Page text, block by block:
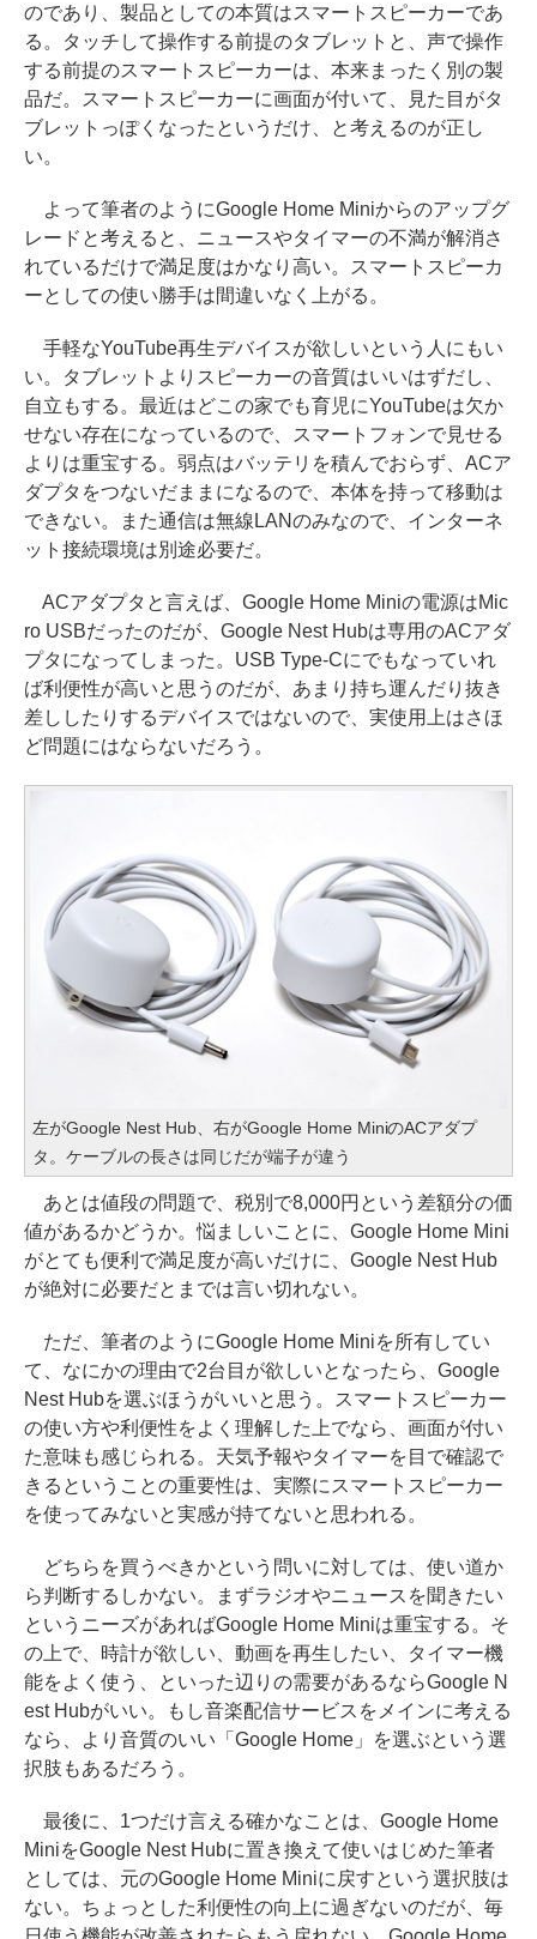
のであり、製品としての本質はスマートスピーカーであ
る。タッチして操作する前提のタブレットと、声で操作
する前提のスマートスピーカーは、本来まったく別の製
品だ。スマートスピーカーに画面が付いて、見た目がタ
ブレットっぽくなったというだけ、と考えるのが正し
い。
よって筆者のようにGoogle Home Miniからのアップグ
レードと考えると、ニュースやタイマーの不満が解消さ
れているだけで満足度はかなり高い。スマートスピーカ
ーとしての使い勝手は間違いなく上がる。
手軽なYouTube再生デバイスが欲しいという人にもい
い。タブレットよりスピーカーの音質はいいはずだし、
自立もする。最近はどこの家でも育児にYouTubeは欠か
せない存在になっているので、スマートフォンで見せる
よりは重宝する。弱点はバッテリを積んでおらず、ACア
ダプタをつないだままになるので、本体を持って移動は
できない。また通信は無線LANのみなので、インターネ
ット接続環境は別途必要だ。
ACアダプタと言えば、Google Home Miniの電源はMic
ro USBだったのだが、Google Nest Hubは専用のACアダ
プタになってしまった。USB Type-Cにでもなっていれ
ば利便性が高いと思うのだが、あまり持ち運んだり抜き
差ししたりするデバイスではないので、実使用上はさほ
ど問題にはならないだろう。
左がGoogle Nest Hub、右がGoogle Home MiniのACアダプ
タ。ケーブルの長さは同じだが端子が違う
あとは値段の問題で、税別で8,000円という差額分の価
値があるかどうか。悩ましいことに、Google Home Mini
がとても便利で満足度が高いだけに、Google Nest Hub
が絶対に必要だとまでは言い切れない。
ただ、筆者のようにGoogle Home Miniを所有してい
て、なにかの理由で2台目が欲しいとなったら、Google
Nest Hubを選ぶほうがいいと思う。スマートスピーカー
の使い方や利便性をよく理解した上でなら、画面が付い
た意味も感じられる。天気予報やタイマーを目で確認で
きるということの重要性は、実際にスマートスピーカー
を使ってみないと実感が持てないと思われる。
どちらを買うべきかという問いに対しては、使い道か
ら判断するしかない。まずラジオやニュースを聞きたい
というニーズがあればGoogle Home Miniは重宝する。そ
の上で、時計が欲しい、動画を再生したい、タイマー機
能をよく使う、といった辺りの需要があるならGoogle N
est Hubがいい。もし音楽配信サービスをメインに考える
なら、より音質のいい「Google Home」を選ぶという選
択肢もあるだろう。
最後に、1つだけ言える確かなことは、Google Home
MiniをGoogle Nest Hubに置き換えて使いはじめた筆者
としては、元のGoogle Home Miniに戻すという選択肢は
ない。ちょっとした利便性の向上に過ぎないのだが、毎